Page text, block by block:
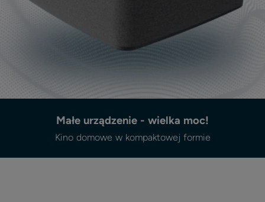
Małe urządzenie - wielka moc!
Kino domowe w kompaktowej formie